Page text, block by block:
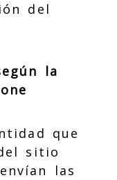
del
la
que
sitio
las